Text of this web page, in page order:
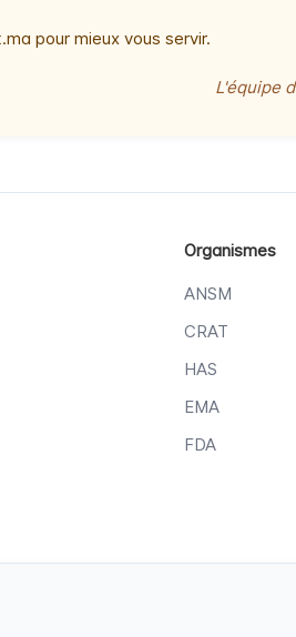
pour mieux vous servir.
L'équipe
Organismes
ANSM
CRAT
HAS
EMA
FDA